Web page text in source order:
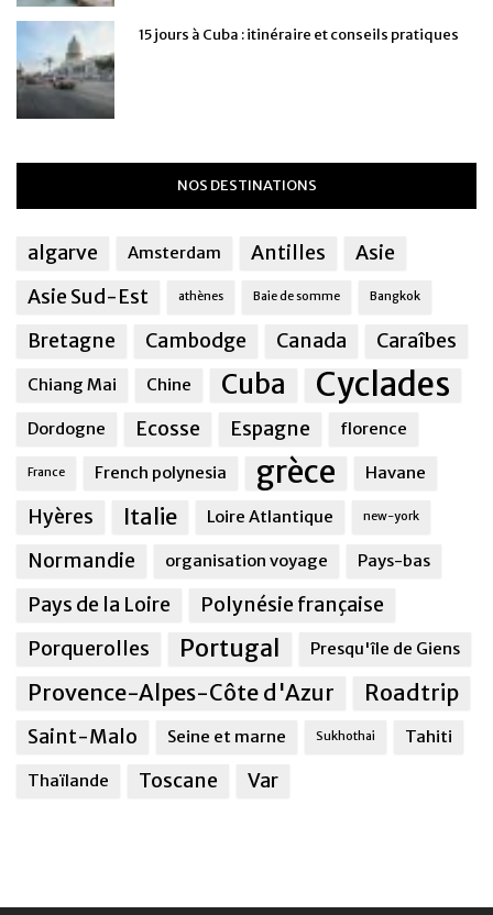
15 jours à Cuba : itinéraire et conseils pratiques
NOS DESTINATIONS
algarve Amsterdam Antilles
Asie
Asie Sud-Est
athènes Baie de somme Bangkok
Bretagne Cambodge Canada Caraîbes
Chiang Mai Chine Cuba Cyclades
Dordogne Ecosse Espagne florence
France French polynesia grèce Havane
Hyères Italie Loire Atlantique new-york
Normandie organisation voyage Pays-bas
Pays de la Loire
Polynésie française
Porquerolles
Portugal Presqu'île de Giens
Provence-Alpes-Côte d'Azur Roadtrip
Saint-Malo Seine et marne Sukhothai Tahiti
Thaïlande Toscane Var